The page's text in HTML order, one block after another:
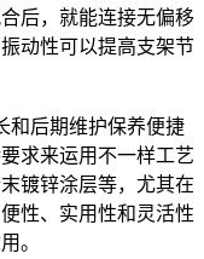
后，就能连接无偏移
动性可以提高支架节
和后期维护保养便捷
求来运用不一样工艺
镀锌涂层等，尤其在
性、实用性和灵活性
。